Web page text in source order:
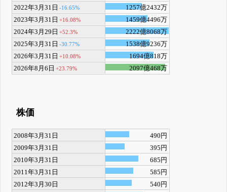
2022年3月31日 -16.65%
1257億2432万
2023年3月31日 +16.08%
1459億4496万
2024年3月29日 +52.3%
2222億8068万
2025年3月31日 -30.77%
1538億9236万
2026年3月31日 +10.08%
1694億818万
2026年8月6日 +23.79% 2097億468万
株価
2008年3月31日
490円
2009年3月31日
395円
2010年3月31日
685円
2011年3月31日
585円
2012年3月30日
540円